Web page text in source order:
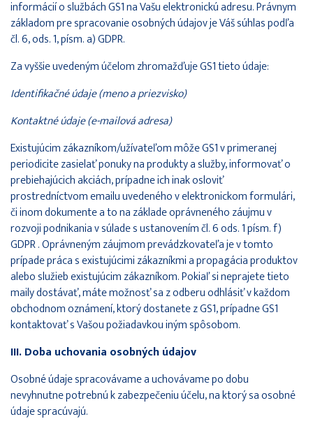
informácií o službách GS1 na Vašu elektronickú adresu. Právnym
základom pre spracovanie osobných údajov je Váš súhlas podľa
čl. 6, ods. 1, písm. a) GDPR.
Za vyššie uvedeným účelom zhromažďuje GS1 tieto údaje:
Identifikačné údaje (meno a priezvisko)
Kontaktné údaje (e-mailová adresa)
Existujúcim zákazníkom/užívateľom môže GS1 v primeranej
periodicite zasielať ponuky na produkty a služby, informovať o
prebiehajúcich akciách, prípadne ich inak osloviť
prostredníctvom emailu uvedeného v elektronickom formulári,
či inom dokumente a to na základe oprávneného záujmu v
rozvoji podnikania v súlade s ustanovením čl. 6 ods. 1 písm. f)
GDPR . Oprávneným záujmom prevádzkovateľa je v tomto
prípade práca s existujúcimi zákazníkmi a propagácia produktov
alebo služieb existujúcim zákazníkom. Pokiaľ si neprajete tieto
maily dostávať, máte možnosť sa z odberu odhlásiť v každom
obchodnom oznámení, ktorý dostanete z GS1, prípadne GS1
kontaktovať s Vašou požiadavkou iným spôsobom.
III. Doba uchovania osobných údajov
Osobné údaje spracovávame a uchovávame po dobu
nevyhnutne potrebnú k zabezpečeniu účelu, na ktorý sa osobné
údaje spracúvajú.